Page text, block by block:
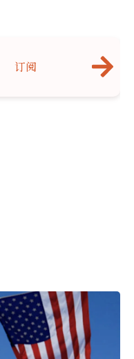
订阅